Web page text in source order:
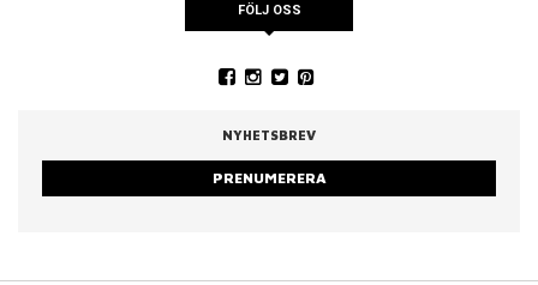
FÖLJ OSS
NYHETSBREV
PRENUMERERA